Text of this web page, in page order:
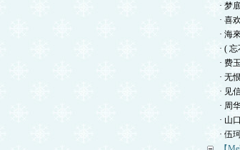
· 梦
· 喜
· 海
· (
· 费
· 无
· 见
· 周
· 山
· 伍